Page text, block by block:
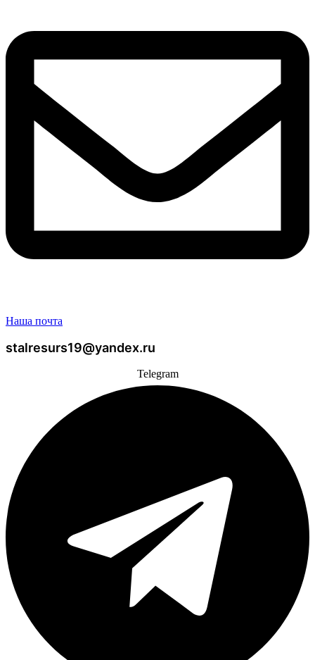
Наша почта
stalresurs19@yandex.ru
Telegram